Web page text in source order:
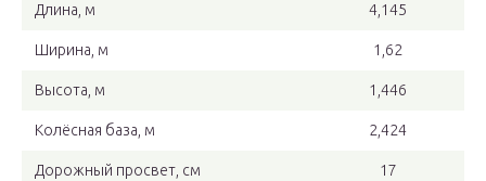
Длина, м 4,145
Ширина, м 1,62
Высота, м 1,446
Колёсная база, м 2,424
Дорожный просвет, см 17